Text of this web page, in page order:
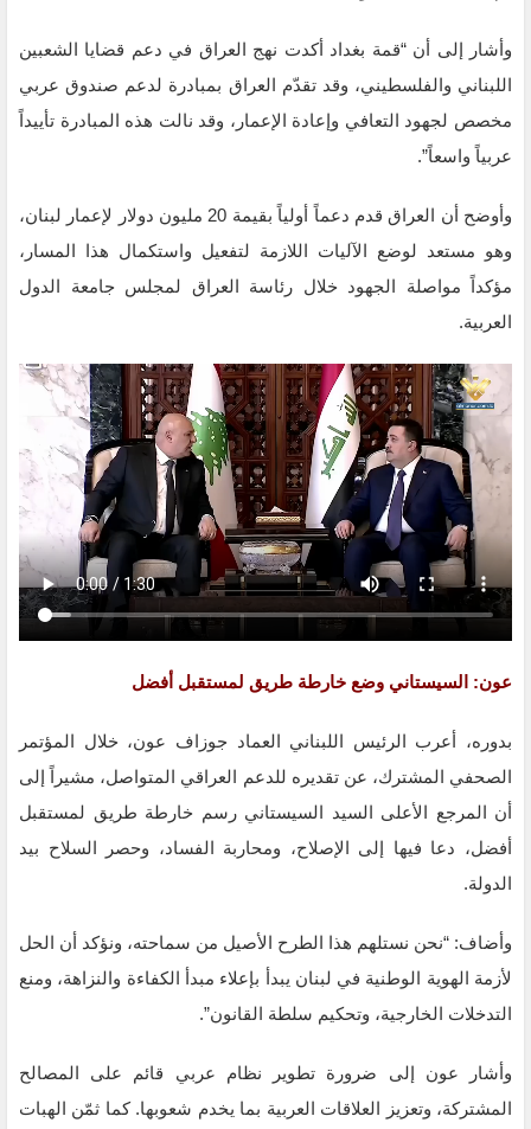
وأشار إلى أن “قمة بغداد أكدت نهج العراق في دعم قضايا الشعبين
اللبناني والفلسطيني، وقد تقدّم العراق بمبادرة لدعم صندوق عربي
مخصص لجهود التعافي وإعادة الإعمار، وقد نالت هذه المبادرة تأييداً
عربياً واسعاً”.
وأوضح أن العراق قدم دعماً أولياً بقيمة 20 مليون دولار لإعمار لبنان،
وهو مستعد لوضع الآليات اللازمة لتفعيل واستكمال هذا المسار،
مؤكداً مواصلة الجهود خلال رئاسة العراق لمجلس جامعة الدول
العربية.
عون: السيستاني وضع خارطة طريق لمستقبل أفضل
بدوره، أعرب الرئيس اللبناني العماد جوزاف عون، خلال المؤتمر
الصحفي المشترك، عن تقديره للدعم العراقي المتواصل، مشيراً إلى
أن المرجع الأعلى السيد السيستاني رسم خارطة طريق لمستقبل
أفضل، دعا فيها إلى الإصلاح، ومحاربة الفساد، وحصر السلاح بيد
الدولة.
وأضاف: “نحن نستلهم هذا الطرح الأصيل من سماحته، ونؤكد أن الحل
لأزمة الهوية الوطنية في لبنان يبدأ بإعلاء مبدأ الكفاءة والنزاهة، ومنع
التدخلات الخارجية، وتحكيم سلطة القانون”.
وأشار عون إلى ضرورة تطوير نظام عربي قائم على المصالح
المشتركة، وتعزيز العلاقات العربية بما يخدم شعوبها. كما ثمّن الهبات